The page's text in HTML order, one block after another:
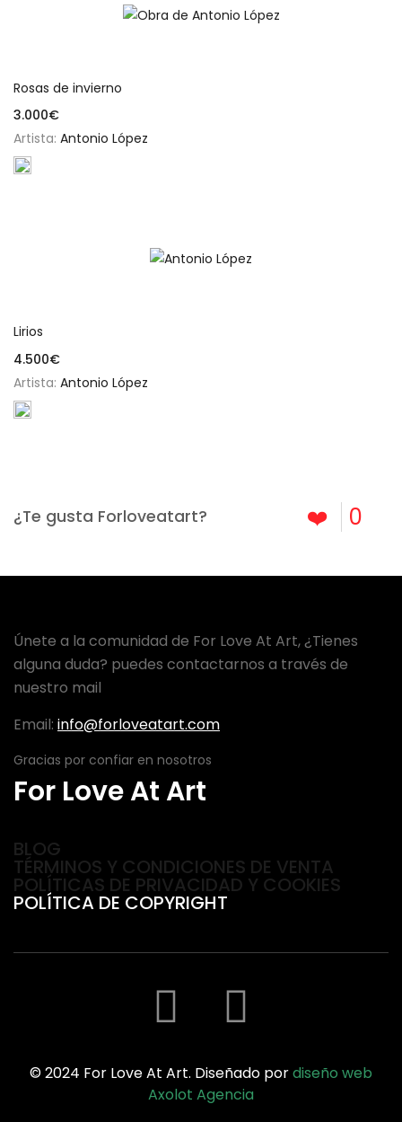
Rosas de invierno
3.000€
Artista: Antonio López
Lirios
4.500€
Artista: Antonio López
¿Te gusta Forloveatart? ❤️ 0
Únete a la comunidad de For Love At Art, ¿Tienes
alguna duda? puedes contactarnos a través de
nuestro mail
Email: info@forloveatart.com
Gracias por confiar en nosotros
For Love At Art
BLOG
TÉRMINOS Y CONDICIONES DE VENTA
POLÍTICAS DE PRIVACIDAD Y COOKIES
POLÍTICA DE COPYRIGHT
© 2024 For Love At Art. Diseñado pordiseño web
Axolot Agencia